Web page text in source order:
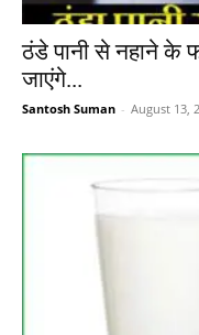
ठंडे पानी से नहाने के
जाएंगे...
Santosh Suman - August 13,